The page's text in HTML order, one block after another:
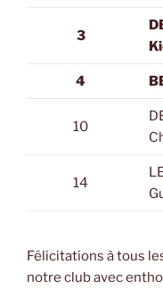
3
4
10
14
Félicitations à tous
notre club avec